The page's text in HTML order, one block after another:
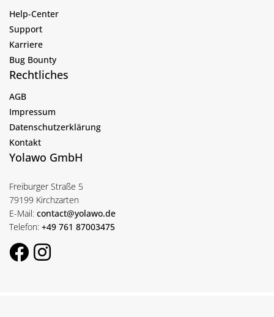
Help-Center
Support
Karriere
Bug Bounty
Rechtliches
AGB
Impressum
Datenschutzerklärung
Kontakt
Yolawo GmbH
Freiburger Straße 5
79199 Kirchzarten
E-Mail: contact@yolawo.de
Telefon: +49 761 87003475